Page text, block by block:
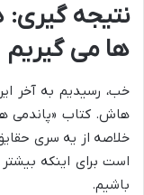
نتیجه
ها می گیریم
خب، رسیدیم به آخر
هاش. کتاب «پاندمی
خلاصه از یه سری
است برای اینکه
باشیم.